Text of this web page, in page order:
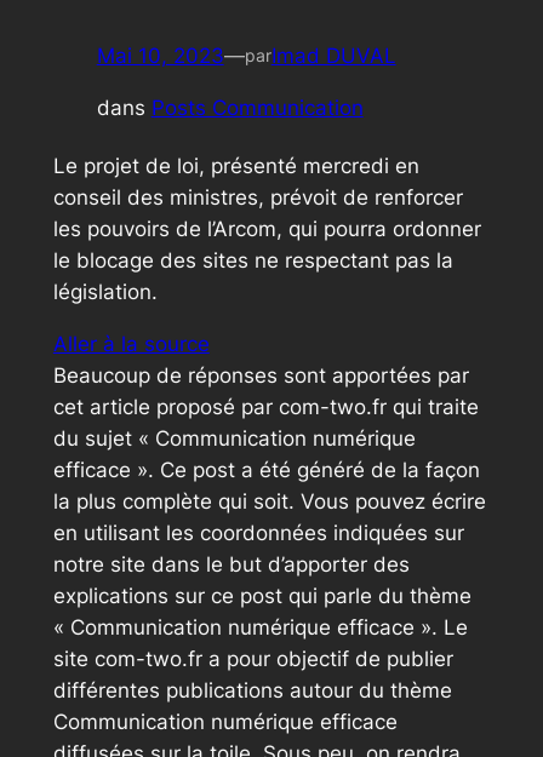
Mai 10, 2023—parImad DUVAL
dans Posts Communication
Le projet de loi, présenté mercredi en
conseil des ministres, prévoit de renforcer
les pouvoirs de l’Arcom, qui pourra ordonner
le blocage des sites ne respectant pas la
législation.
Aller à la source
Beaucoup de réponses sont apportées par
cet article proposé par com-two.fr qui traite
du sujet « Communication numérique
efficace ». Ce post a été généré de la façon
la plus complète qui soit. Vous pouvez écrire
en utilisant les coordonnées indiquées sur
notre site dans le but d’apporter des
explications sur ce post qui parle du thème
« Communication numérique efficace ». Le
site com-two.fr a pour objectif de publier
différentes publications autour du thème
Communication numérique efficace